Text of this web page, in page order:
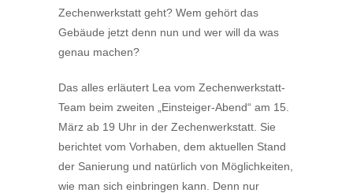
Zechenwerkstatt geht? Wem gehört das
Gebäude jetzt denn nun und wer will da was
genau machen?
Das alles erläutert Lea vom Zechenwerkstatt-
Team beim zweiten „Einsteiger-Abend“ am 15.
März ab 19 Uhr in der Zechenwerkstatt. Sie
berichtet vom Vorhaben, dem aktuellen Stand
der Sanierung und natürlich von Möglichkeiten,
wie man sich einbringen kann. Denn nur